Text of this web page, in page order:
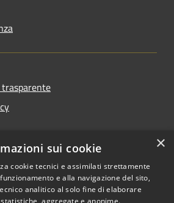
×
sui cookie
cookie tecnici e assimilati strettamente
e alla navigazione del sito,
analitico al solo fine di elaborare
aggregate e anonime.